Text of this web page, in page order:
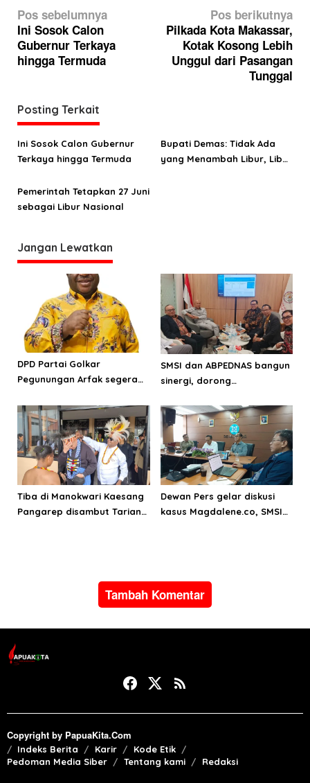
N
a
v
i
a
s
i
o
s
Pos sebelumnya
Ini Sosok Calon
Gubernur Terkaya
hingga Termuda
Pos berikutnya
Pilkada Kota Makassar,
Kotak Kosong Lebih
Unggul dari Pasangan
Tunggal
Posting Terkait
Ini Sosok Calon Gubernur
Terkaya hingga Termuda
Bupati Demas: Tidak Ada
yang Menambah Libur, Libur
Pemerintah Tetapkan 27 Juni
sebagai Libur Nasional
Jangan Lewatkan
DPD Partai Golkar
Pegunungan Arfak segera
SMSI dan ABPEDNAS bangun
sinergi, dorong
desa
Tiba di Manokwari Kaesang
Pangarep disambut Tarian
Dewan Pers gelar diskusi
kasus Magdalene.co, SMSI
Tambah Komentar
Copyright by PapuaKita.Com
Indeks Berita Karir
Kode Etik
Pedoman Media Siber
Tentang kami Redaksi